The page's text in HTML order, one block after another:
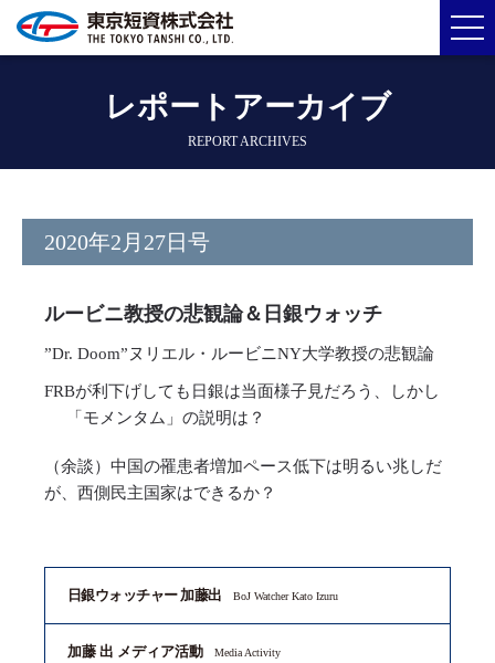
レポートアーカイブ
REPORT ARCHIVES
2020年2月27日号
ルービニ教授の悲観論＆日銀ウォッチ
”Dr. Doom”ヌリエル・ルービニNY大学教授の悲観論
FRBが利下げしても日銀は当面様子見だろう、しかし
「モメンタム」の説明は？
（余談）中国の罹患者増加ペース低下は明るい兆しだ
が、西側民主国家はできるか？
日銀ウォッチャー 加藤出 BoJ Watcher Kato Izuru
加藤 出 メディア活動 Media Activity